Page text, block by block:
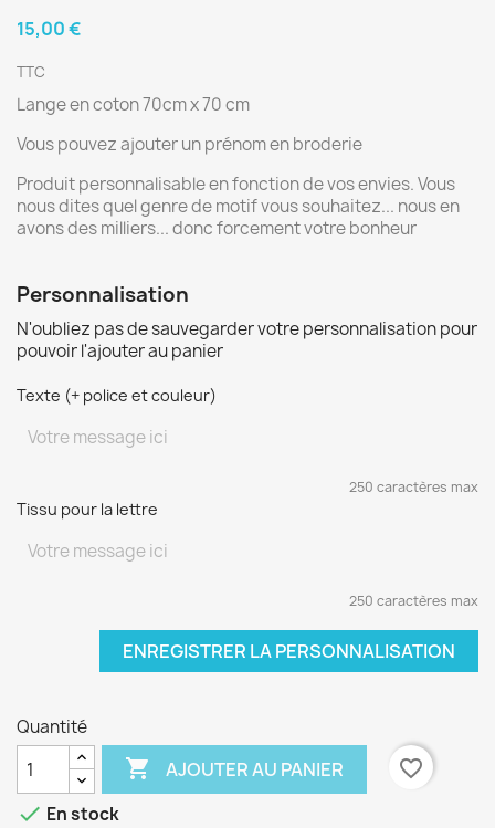
15,00 €
TTC
Lange en coton 70cm x 70 cm
Vous pouvez ajouter un prénom en broderie
Produit personnalisable en fonction de vos envies. Vous
nous dites quel genre de motif vous souhaitez... nous en
avons des milliers... donc forcement votre bonheur
Personnalisation
N'oubliez pas de sauvegarder votre personnalisation pour
pouvoir l'ajouter au panier
Texte (+ police et couleur)
250 caractères max
Tissu pour la lettre
250 caractères max
ENREGISTRER LA PERSONNALISATION
Quantité
 AJOUTER AU PANIER
favorite_border
 En stock